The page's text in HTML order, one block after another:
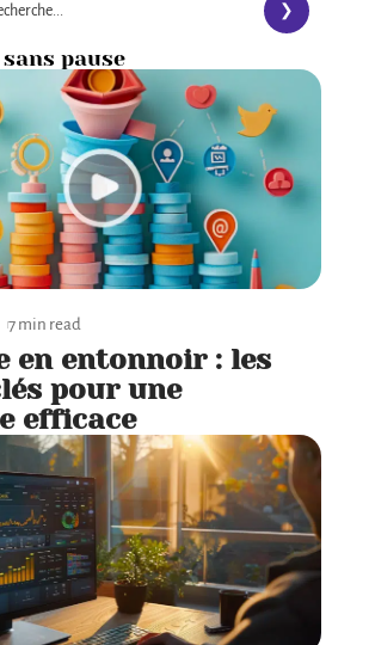
pause
7 min read
en entonnoir : les
pour une
efficace